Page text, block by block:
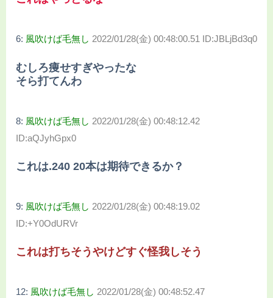
6: 風吹けば毛無し 2022/01/28(金) 00:48:00.51 ID:JBLjBd3q0
むしろ痩せすぎやったな
そら打てんわ
8: 風吹けば毛無し 2022/01/28(金) 00:48:12.42
ID:aQJyhGpx0
これは.240 20本は期待できるか？
9: 風吹けば毛無し 2022/01/28(金) 00:48:19.02
ID:+Y0OdURVr
これは打ちそうやけどすぐ怪我しそう
12: 風吹けば毛無し 2022/01/28(金) 00:48:52.47